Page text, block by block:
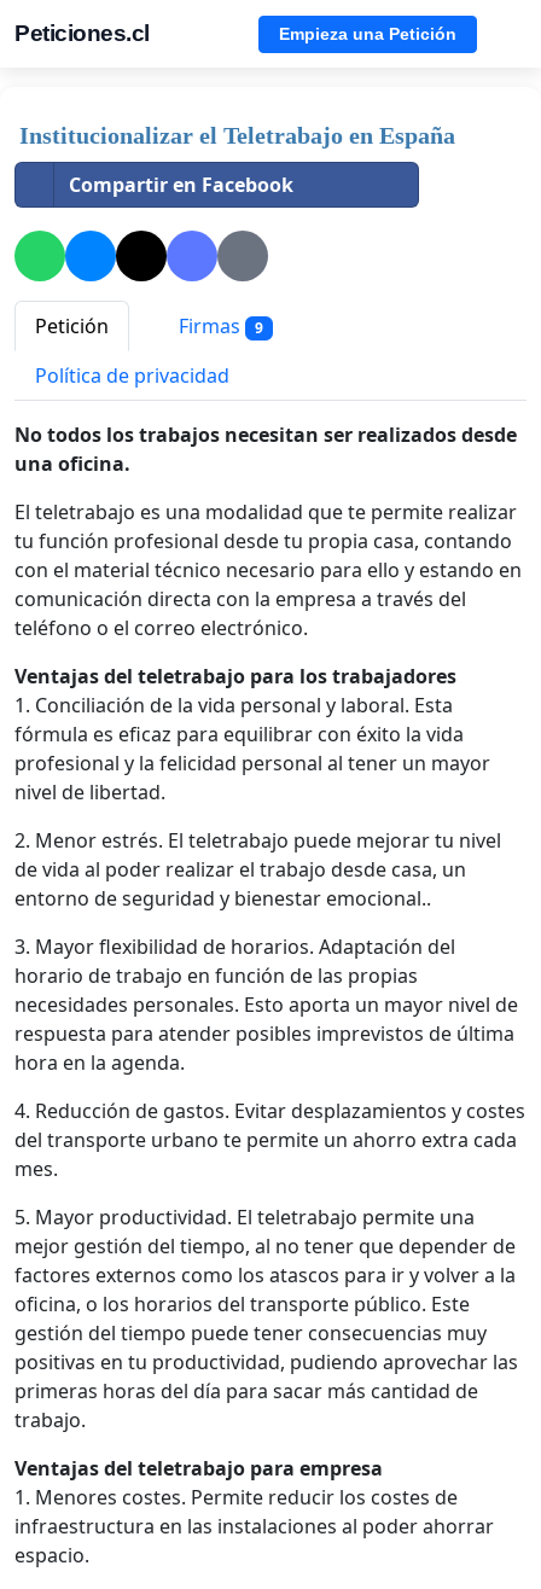
Peticiones.cl Empieza una Petición
Institucionalizar el Teletrabajo en España
Compartir en Facebook
Petición Firmas 9
Política de privacidad
No todos los trabajos necesitan ser realizados desde
una oficina.
El teletrabajo es una modalidad que te permite realizar
tu función profesional desde tu propia casa, contando
con el material técnico necesario para ello y estando en
comunicación directa con la empresa a través del
teléfono o el correo electrónico.
Ventajas del teletrabajo para los trabajadores
1. Conciliación de la vida personal y laboral. Esta
fórmula es eficaz para equilibrar con éxito la vida
profesional y la felicidad personal al tener un mayor
nivel de libertad.
2. Menor estrés. El teletrabajo puede mejorar tu nivel
de vida al poder realizar el trabajo desde casa, un
entorno de seguridad y bienestar emocional..
3. Mayor flexibilidad de horarios. Adaptación del
horario de trabajo en función de las propias
necesidades personales. Esto aporta un mayor nivel de
respuesta para atender posibles imprevistos de última
hora en la agenda.
4. Reducción de gastos. Evitar desplazamientos y costes
del transporte urbano te permite un ahorro extra cada
mes.
5. Mayor productividad. El teletrabajo permite una
mejor gestión del tiempo, al no tener que depender de
factores externos como los atascos para ir y volver a la
oficina, o los horarios del transporte público. Este
gestión del tiempo puede tener consecuencias muy
positivas en tu productividad, pudiendo aprovechar las
primeras horas del día para sacar más cantidad de
trabajo.
Ventajas del teletrabajo para empresa
1. Menores costes. Permite reducir los costes de
infraestructura en las instalaciones al poder ahorrar
espacio.